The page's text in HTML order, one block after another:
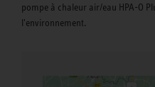
pompe à chaleur air/eau HPA-O
l'environnement.